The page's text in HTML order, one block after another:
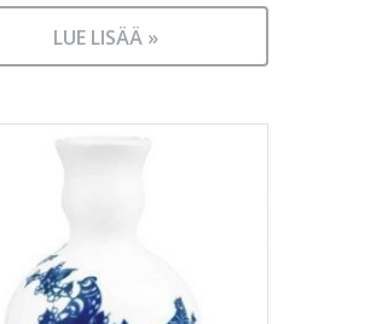
LUE LISÄÄ »